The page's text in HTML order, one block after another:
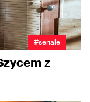
#seriale
z